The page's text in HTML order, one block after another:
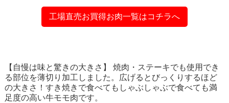
工場直売お買得お肉一覧はコチラへ
【自慢は味と驚きの大きさ】 焼肉・ステーキでも使用でき
る部位を薄切り加工しました。広げるとびっくりするほど
の大きさ！すき焼きで食べてもしゃぶしゃぶで食べても満
足度の高い牛モモ肉です。